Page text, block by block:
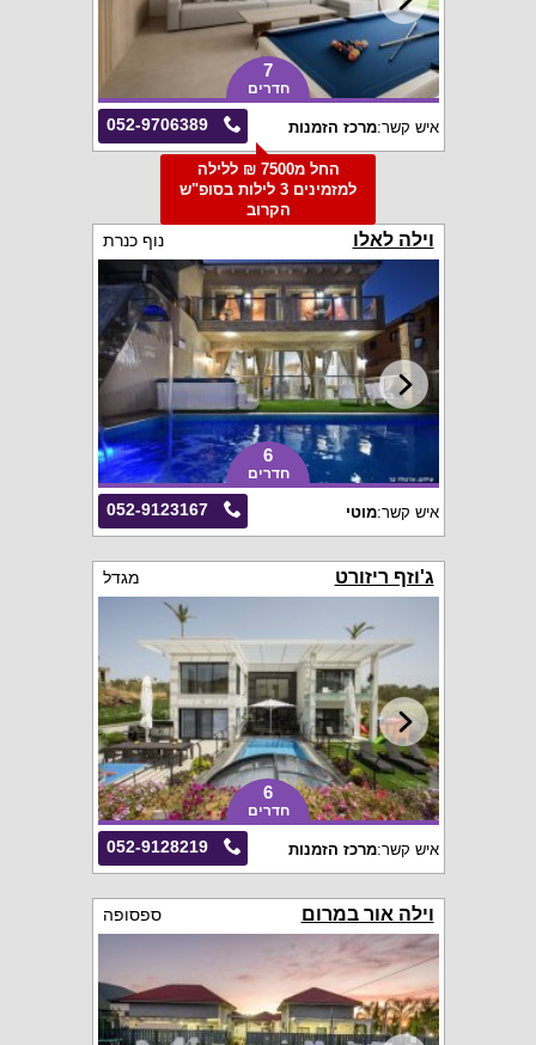
7
חדרים
052-9706389 איש קשר:מרכז הזמנות
החל מ7500 ₪ ללילה
למזמינים 3 לילות בסופ"ש
הקרוב
וילה לאלו נוף כנרת
6
חדרים
052-9123167 איש קשר:מוטי
ג'וזף ריזורט מגדל
6
חדרים
052-9128219 איש קשר:מרכז הזמנות
וילה אור במרום ספסופה